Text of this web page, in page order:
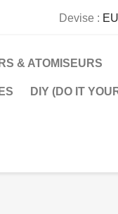
Devise :
& ATOMISEURS
DIY (DO IT